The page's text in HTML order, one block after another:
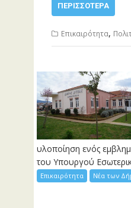
ΠΕΡΙΣΣΌΤΕΡΑ
Επικαιρότητα,
υλοποίηση ενός
του Υπουργού
Επικαιρότητα Νέα των